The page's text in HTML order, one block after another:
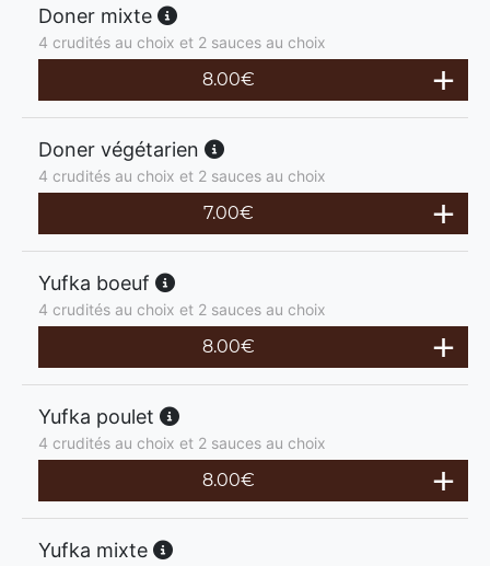
Doner mixte
4 crudités au choix et 2 sauces au choix
8.00€
Doner végétarien
4 crudités au choix et 2 sauces au choix
7.00€
Yufka boeuf
4 crudités au choix et 2 sauces au choix
8.00€
Yufka poulet
4 crudités au choix et 2 sauces au choix
8.00€
Yufka mixte